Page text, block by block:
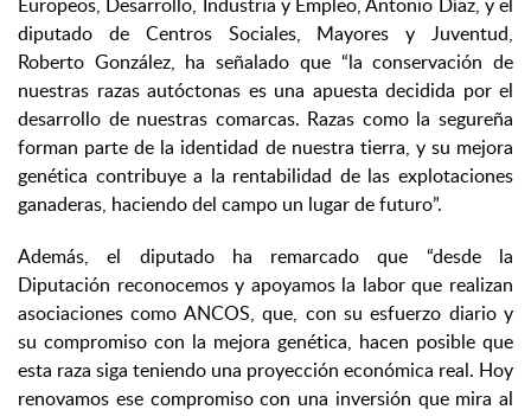
diputado de Centros Sociales, Mayores y Juventud,
Roberto González, ha señalado que “la conservación de
nuestras razas autóctonas es una apuesta decidida por el
desarrollo de nuestras comarcas. Razas como la segureña
forman parte de la identidad de nuestra tierra, y su mejora
genética contribuye a la rentabilidad de las explotaciones
ganaderas, haciendo del campo un lugar de futuro”.
Además, el diputado ha remarcado que “desde la
Diputación reconocemos y apoyamos la labor que realizan
asociaciones como ANCOS, que, con su esfuerzo diario y
su compromiso con la mejora genética, hacen posible que
esta raza siga teniendo una proyección económica real. Hoy
renovamos ese compromiso con una inversión que mira al